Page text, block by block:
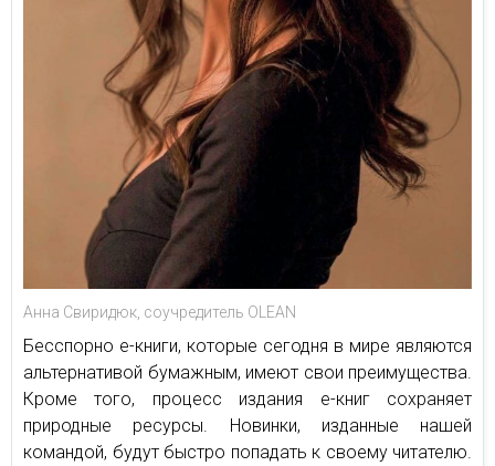
Анна Свиридюк, соучредитель OLEAN
Бесспорно е-книги, которые сегодня в мире являются
альтернативой бумажным, имеют свои преимущества.
Кроме того, процесс издания е-книг сохраняет
природные ресурсы. Новинки, изданные нашей
командой, будут быстро попадать к своему читателю.